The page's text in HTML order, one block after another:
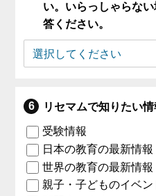
い。いらっしゃらな
答ください。
リセマムで知りたい
受験情報
日本の教育の最新情報
世界の教育の最新情報
親子・子どものイベ